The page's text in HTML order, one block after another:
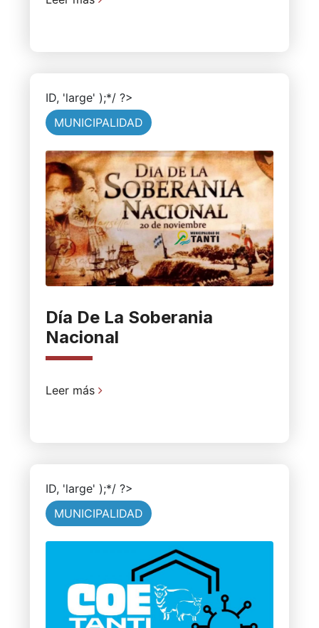
ID, 'large' );*/ ?>
MUNICIPALIDAD
Día De La Soberania
Nacional
Leer más
ID, 'large' );*/ ?>
MUNICIPALIDAD